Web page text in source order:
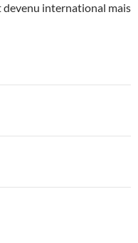
devenu international mais